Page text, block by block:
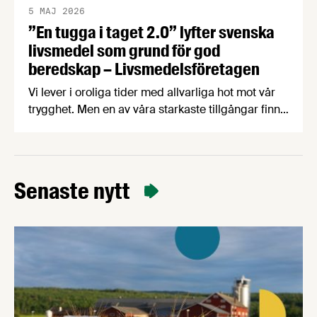
”En tugga i taget 2.0” lyfter svenska
livsmedel som grund för god
beredskap – Livsmedelsföretagen
5 MAJ 2026
Vi lever i oroliga tider med allvarliga hot mot vår
trygghet. Men en av våra starkaste tillgångar finns
livsmedelsproduktion och få fler att välja svensk
kampanj ”En tugga i taget” med nya …
Senaste nytt